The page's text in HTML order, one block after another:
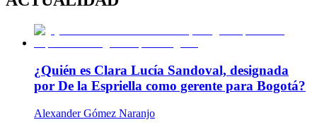
¿Quién es Clara Lucía Sandoval, designada
por De la Espriella como gerente para Bogotá?
Alexander Gómez Naranjo